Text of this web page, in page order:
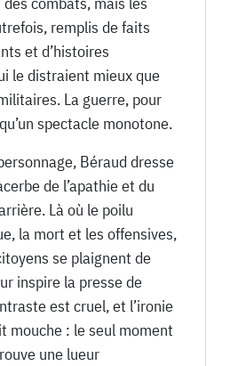
remplis de faits
et d’histoires
le distraient mieux que
La guerre, pour
spectacle monotone.
Béraud dresse
de l’apathie et du
Là où le poilu
la mort et les offensives,
se plaignent de
inspire la presse de
est cruel, et l’ironie
mouche : le seul moment
une lueur